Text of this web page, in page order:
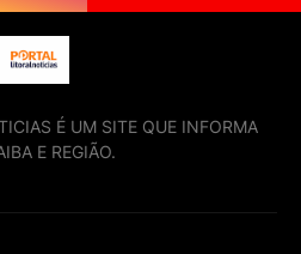
É UM SITE QUE INFORMA
E REGIÃO.